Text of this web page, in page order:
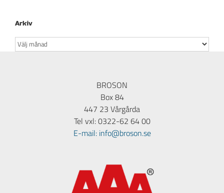
Arkiv
Arkiv
BROSON
Box 84
447 23 Vårgårda
Tel vxl: 0322-62 64 00
E-mail: info@broson.se